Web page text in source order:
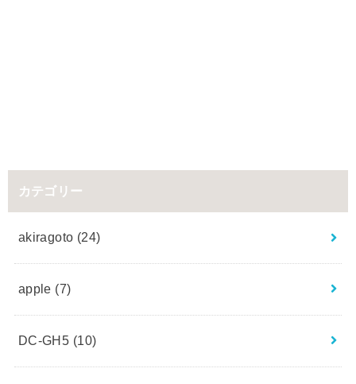
カテゴリー
akiragoto (24)
apple (7)
DC-GH5 (10)